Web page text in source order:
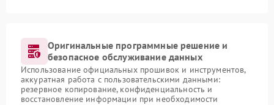
Оригинальные программные решение и
безопасное обслуживание данных
Использование официальных прошивок и инструментов,
аккуратная работа с пользовательскими данными:
резервное копирование, конфиденциальность и
восстановление информации при необходимости